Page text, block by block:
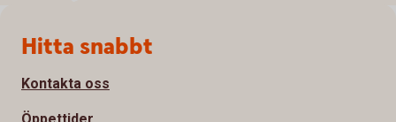
Sidfot
Hitta snabbt
Kontakta oss